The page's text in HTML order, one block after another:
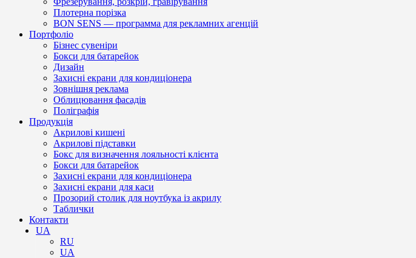
Плотерна порізка
BON SENS — программа для рекламних агенцій
Портфоліо
Бізнес сувеніри
Бокси для батарейок
Дизайн
Захисні екрани для кондиціонера
Зовнішня реклама
Облицювання фасадів
Поліграфія
Продукція
Акрилові кишені
Акрилові підставки
Бокс для визначення лояльності клієнта
Бокси для батарейок
Захисні екрани для кондиціонера
Захисні екрани для каси
Прозорий столик для ноутбука із акрилу
Таблички
Контакти
UA
RU
UA